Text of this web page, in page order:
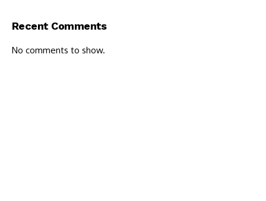
Recent Comments
No comments to show.